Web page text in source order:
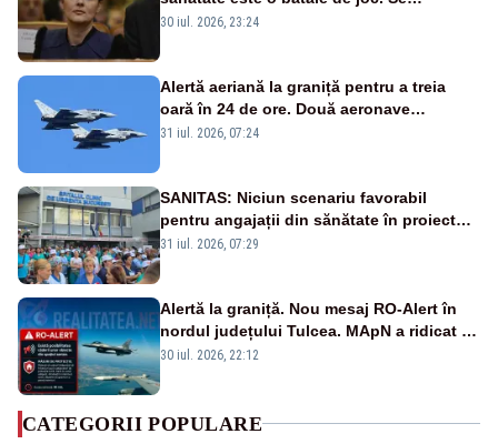
guvernează extraordinar de prost”
30 iul. 2026, 23:24
Alertă aeriană la graniță pentru a treia
oară în 24 de ore. Două aeronave
Eurofighter britanice au fost ridicate de la
31 iul. 2026, 07:24
SANITAS: Niciun scenariu favorabil
pentru angajații din sănătate în proiectul
Legii salarizării
31 iul. 2026, 07:29
Alertă la graniță. Nou mesaj RO-Alert în
nordul județului Tulcea. MApN a ridicat de
la sol două avioane F-16
30 iul. 2026, 22:12
CATEGORII POPULARE